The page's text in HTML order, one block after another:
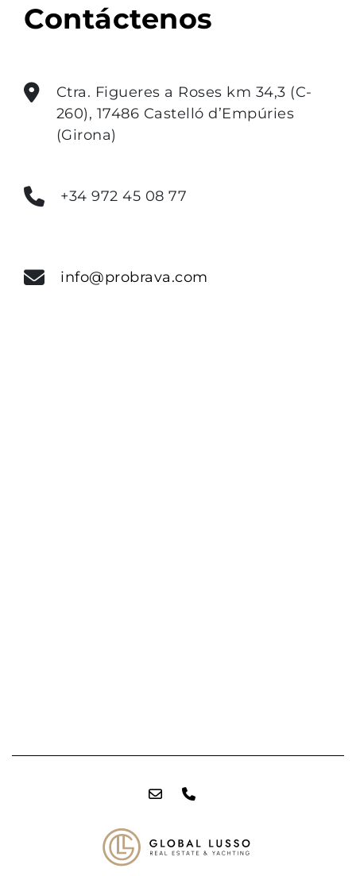
Contáctenos
Ctra. Figueres a Roses km 34,3 (C-
260), 17486 Castelló d’Empúries
(Girona)
+34 972 45 08 77
info@probrava.com